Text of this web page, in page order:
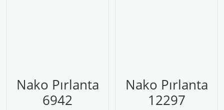
Nako Pırlanta
6942
Nako Pırlanta
12297